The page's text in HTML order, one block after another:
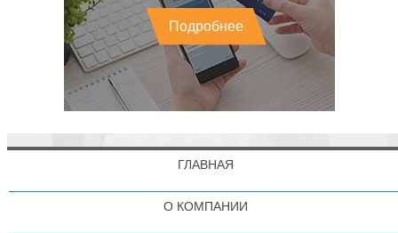
Подробнее
ГЛАВНАЯ
О КОМПАНИИ